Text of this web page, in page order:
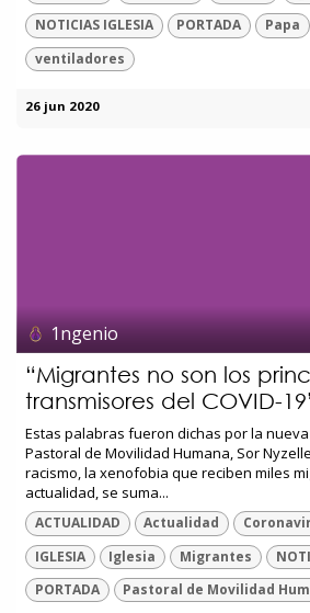
NOTICIAS IGLESIA
PORTADA Papa
ventiladores
26 jun 2020
1ngenio
“Migrantes no son los
transmisores del COVID-
Estas palabras fueron dichas por la
Pastoral de Movilidad Humana, Sor
racismo, la xenofobia que reciben miles
actualidad, se suma...
ACTUALIDAD Actualidad
IGLESIA
Iglesia Migrantes
PORTADA
Pastoral de Movilidad